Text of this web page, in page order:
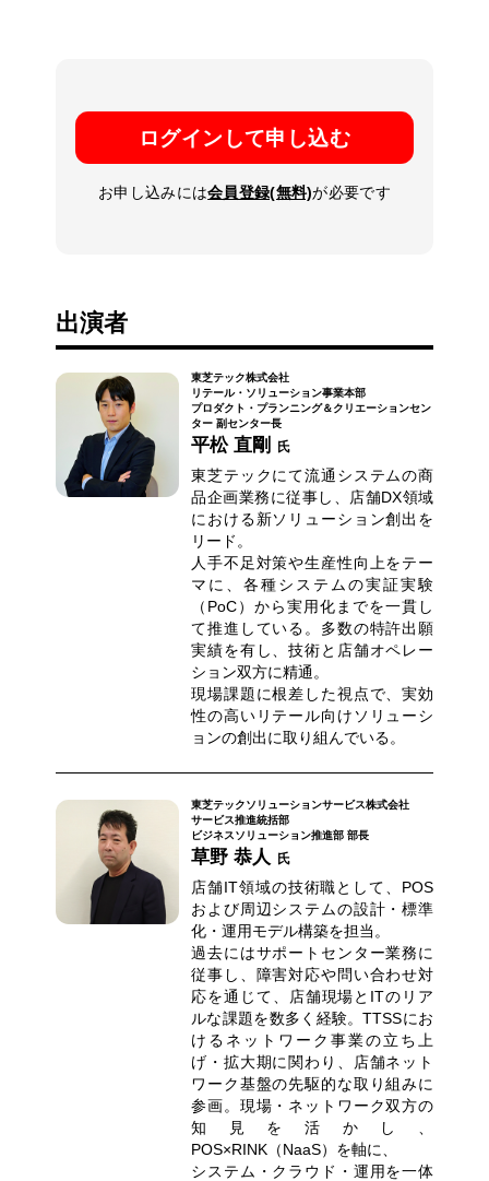
ログインして申し込む
お申し込みには会員登録(無料)が必要です
出演者
東芝テック株式会社
リテール・ソリューション事業本部
プロダクト・プランニング＆クリエーションセン
ター 副センター長
平松 直剛 氏
東芝テックにて流通システムの商
品企画業務に従事し、店舗DX領域
における新ソリューション創出を
リード。
人手不足対策や生産性向上をテー
マに、各種システムの実証実験
（PoC）から実用化までを一貫し
て推進している。多数の特許出願
実績を有し、技術と店舗オペレー
ション双方に精通。
現場課題に根差した視点で、実効
性の高いリテール向けソリューシ
ョンの創出に取り組んでいる。
東芝テックソリューションサービス株式会社
サービス推進統括部
ビジネスソリューション推進部 部長
草野 恭人 氏
店舗IT領域の技術職として、POS
および周辺システムの設計・標準
化・運用モデル構築を担当。
過去にはサポートセンター業務に
従事し、障害対応や問い合わせ対
応を通じて、店舗現場とITのリア
ルな課題を数多く経験。TTSSにお
けるネットワーク事業の立ち上
げ・拡大期に関わり、店舗ネット
ワーク基盤の先駆的な取り組みに
参画。現場・ネットワーク双方の
知見を活かし、
POS×RINK（NaaS）を軸に、
システム・クラウド・運用を一体